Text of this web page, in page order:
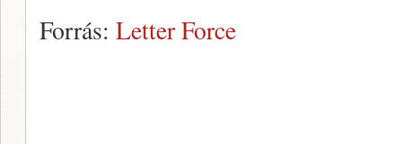
Forrás: Letter Force